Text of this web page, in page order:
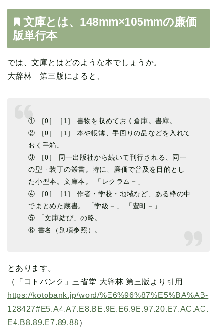
文庫とは、148mm×105mmの廉価
版単行本
では、文庫とはどのような本でしょうか。
大辞林 第三版によると、
① ［0］［1］ 書物を収めておく倉庫。書庫。
② ［0］［1］ 本や帳簿、手回りの品などを入れて
おく手箱。
③ ［0］ 同一出版社から続いて刊行される、同一
の型・装丁の叢書。特に、廉価で普及を目的とし
た小型本。文庫本。 「レクラム－」
④ ［0］［1］ 作者・学校・地域など、ある枠の中
でまとめた蔵書。 「学級－」 「豊町－」
⑤ 「文庫結び」の略。
⑥ 書名（別項参照）。
とあります。
（「コトバンク」三省堂 大辞林 第三版より引用
https://kotobank.jp/word/%E6%96%87%E5%BA%AB-
128427#E5.A4.A7.E8.BE.9E.E6.9E.97.20.E7.AC.AC.
E4.B8.89.E7.89.88）